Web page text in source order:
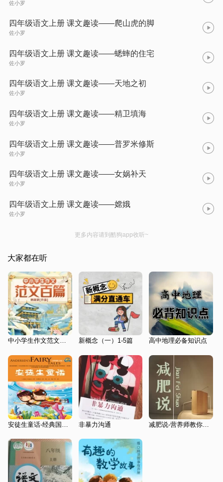
佐小罗
四年级语文上册 课文趣读——爬山虎的脚
佐小罗
四年级语文上册 课文趣读——蟋蟀的住宅
佐小罗
四年级语文上册 课文趣读——天地之初
佐小罗
四年级语文上册 课文趣读——精卫填海
佐小罗
四年级语文上册 课文趣读——普罗米修斯
佐小罗
四年级语文上册 课文趣读——女娲补天
佐小罗
四年级语文上册 课文趣读——嫦娥
佐小罗
更多内容请到酷狗app收听~
大家都在听
中小学生作文范文百篇|王王王小鱼演播 新概念（一）1-5篇 高中地理必备知识点
非暴力沟通 减肥说-营养师教你减脂瘦身健康饮食养生